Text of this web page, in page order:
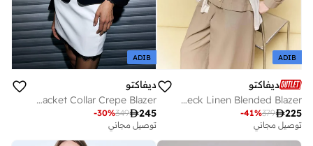
ADIB
ديفاكتو
Regular Fit Crew Neck Linen Blended Blazer
225
379
-41%
توصيل مجاني
ADIB
ديفاكتو
Slim Fit Jacket Collar Crepe Blazer
245
349
-30%
توصيل مجاني